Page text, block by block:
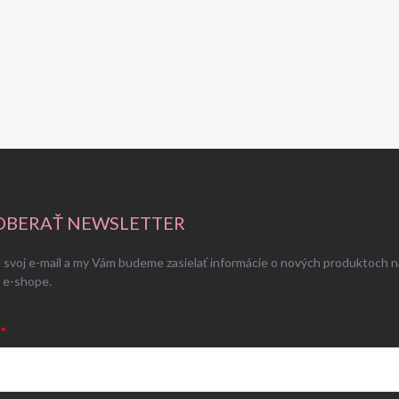
NEWSLETTER
e-mail a my Vám budeme zasielať informácie o nových produktoch
e-shope.